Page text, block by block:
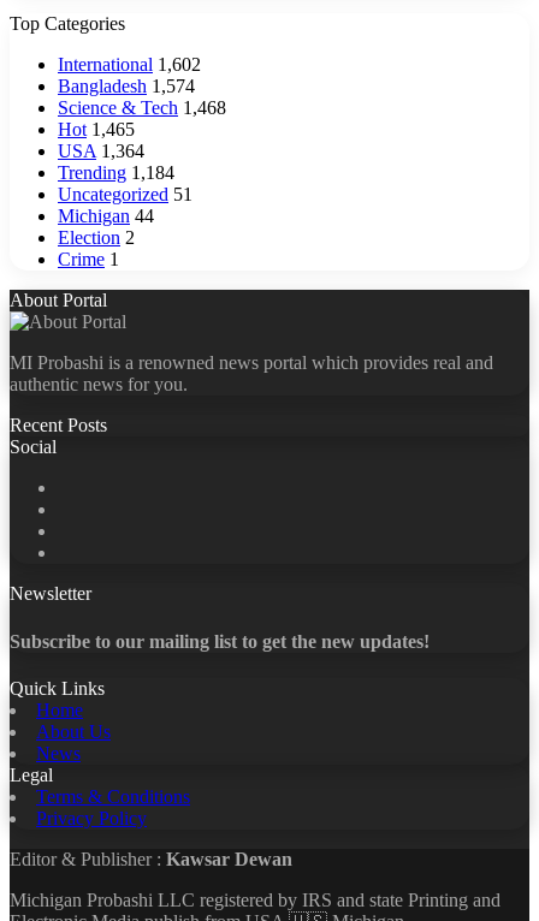
Top Categories
International 1,602
Bangladesh 1,574
Science & Tech 1,468
Hot 1,465
USA 1,364
Trending 1,184
Uncategorized 51
Michigan 44
Election 2
Crime 1
About Portal
MI Probashi is a renowned news portal which provides real and
authentic news for you.
Recent Posts
Social
Newsletter
Subscribe to our mailing list to get the new updates!
Quick Links
Home
About Us
News
Legal
Terms & Conditions
Privacy Policy
Editor & Publisher : Kawsar Dewan
Michigan Probashi LLC registered by IRS and state Printing and